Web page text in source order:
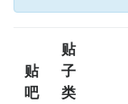
贴
吧
贴
子
类